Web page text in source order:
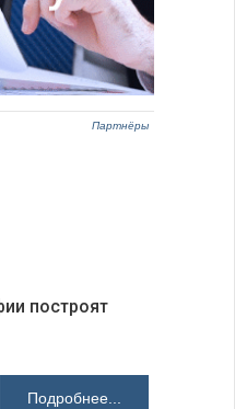
Партнёры
построят
Подробнее...